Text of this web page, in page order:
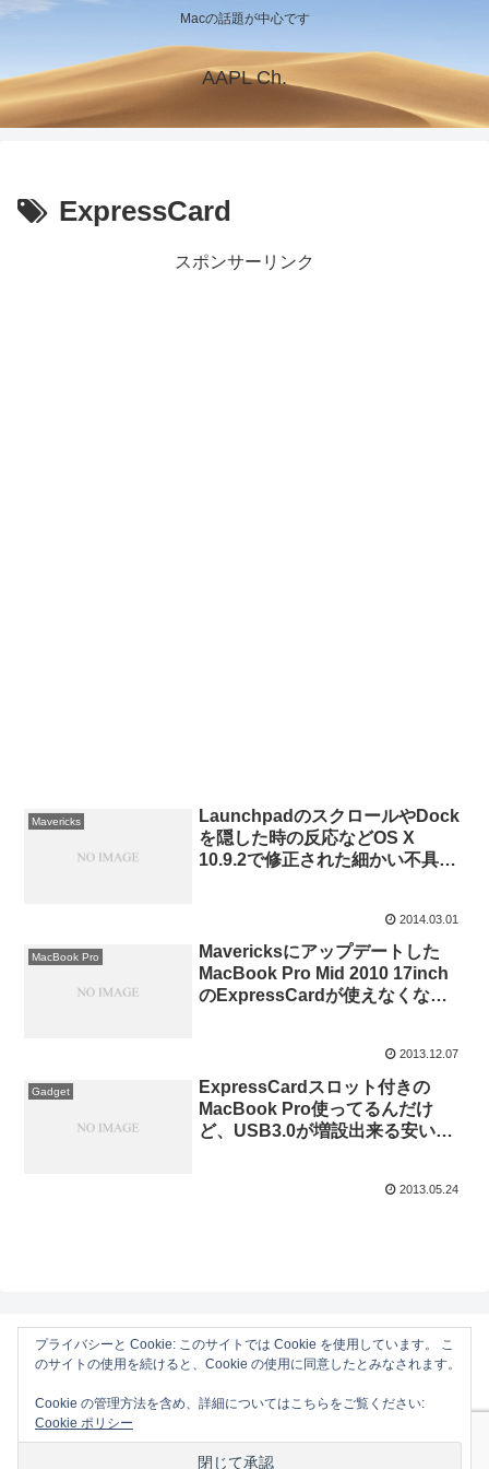
Macの話題が中心です
AAPL Ch.
ExpressCard
スポンサーリンク
Mavericks
LaunchpadのスクロールやDock
を隠した時の反応などOS X
10.9.2で修正された細かい不具合
2014.03.01
MacBook Pro
Mavericksにアップデートした
MacBook Pro Mid 2010 17inch
のExpressCardが使えなくなる
2013.12.07
Gadget
ExpressCardスロット付きの
MacBook Pro使ってるんだけ
ど、USB3.0が増設出来る安い
2013.05.24
AAPL Ch.
ホーム
Mac
iOS
Gadget
プライバシーと Cookie: このサイトでは Cookie を使用しています。 こ
のサイトの使用を続けると、Cookie の使用に同意したとみなされます。
Cookie の管理方法を含め、詳細についてはこちらをご覧ください:
Cookie ポリシー